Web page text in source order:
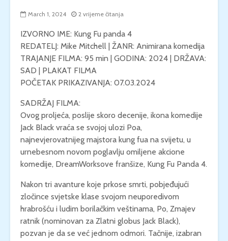
March 1, 2024 2 vrijeme čitanja
IZVORNO IME: Kung Fu panda 4
REDATELJ: Mike Mitchell | ŽANR: Animirana komedija
TRAJANJE FILMA: 95 min | GODINA: 2024 | DRŽAVA:
SAD | PLAKAT FILMA
POČETAK PRIKAZIVANJA: 07.03.2024
SADRŽAJ FILMA:
Ovog proljeća, poslije skoro decenije, ikona komedije
Jack Black vraća se svojoj ulozi Poa,
najnevjerovatnijeg majstora kung fua na svijetu, u
urnebesnom novom poglavlju omiljene akcione
komedije, DreamWorksove franšize, Kung Fu Panda 4.
Nakon tri avanture koje prkose smrti, pobjeđujući
zločince svjetske klase svojom neuporedivom
hrabrošću i ludim borilačkim veštinama, Po, Zmajev
ratnik (nominovan za Zlatni globus Jack Black),
pozvan je da se već jednom odmori. Tačnije, izabran